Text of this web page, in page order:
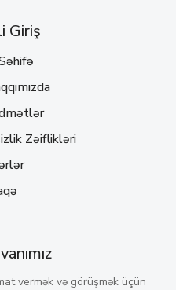
Giriş
Zəiflikləri
vermək və görüşmək üçün